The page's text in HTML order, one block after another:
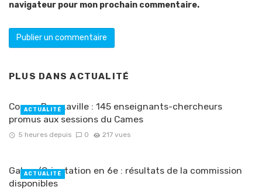
navigateur pour mon prochain commentaire.
PLUS DANSACTUALITÉ
Congo-Brazzaville : 145 enseignants-chercheurs
promus aux sessions du Cames
5 heures depuis 0 217 vues
ACTUALITÉ
Gabon/Orientation en 6e : résultats de la commission
disponibles
ACTUALITÉ